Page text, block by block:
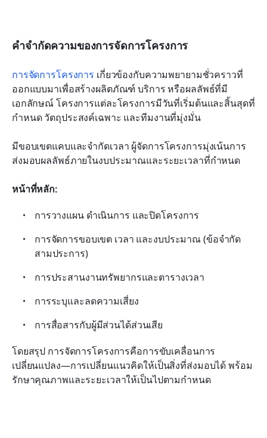
คำจำกัดความของการจัดการโครงการ
การจัดการโครงการ เกี่ยวข้องกับความพยายามชั่วคราวที่
ออกแบบมาเพื่อสร้างผลิตภัณฑ์ บริการ หรือผลลัพธ์ที่มี
เอกลักษณ์ โครงการแต่ละโครงการมีวันที่เริ่มต้นและสิ้นสุดที่
กำหนด วัตถุประสงค์เฉพาะ และทีมงานที่มุ่งมั่น
มีขอบเขตแคบและจำกัดเวลา ผู้จัดการโครงการมุ่งเน้นการ
ส่งมอบผลลัพธ์ภายในงบประมาณและระยะเวลาที่กำหนด
หน้าที่หลัก:
การวางแผน ดำเนินการ และปิดโครงการ
การจัดการขอบเขต เวลา และงบประมาณ (ข้อจำกัด
สามประการ)
การประสานงานทรัพยากรและตารางเวลา
การระบุและลดความเสี่ยง
การสื่อสารกับผู้มีส่วนได้ส่วนเสีย
โดยสรุป การจัดการโครงการคือการขับเคลื่อนการ
เปลี่ยนแปลง—การเปลี่ยนแนวคิดให้เป็นสิ่งที่ส่งมอบได้ พร้อม
รักษาคุณภาพและระยะเวลาให้เป็นไปตามกำหนด